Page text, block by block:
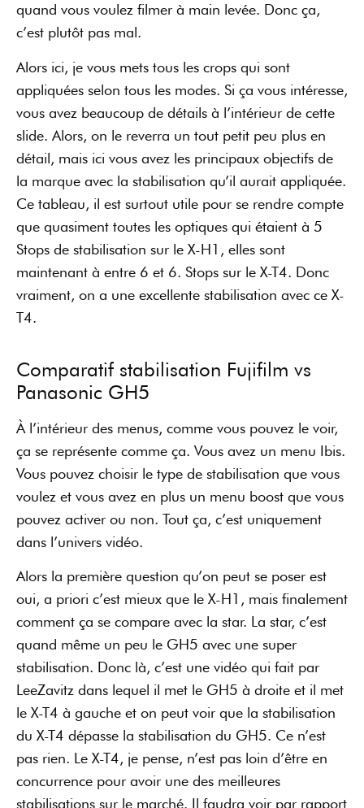
quand vous voulez filmer à main levée. Donc ça,
c’est plutôt pas mal.
Alors ici, je vous mets tous les crops qui sont
appliquées selon tous les modes. Si ça vous intéresse,
vous avez beaucoup de détails à l’intérieur de cette
slide. Alors, on le reverra un tout petit peu plus en
détail, mais ici vous avez les principaux objectifs de
la marque avec la stabilisation qu’il aurait appliquée.
Ce tableau, il est surtout utile pour se rendre compte
que quasiment toutes les optiques qui étaient à 5
Stops de stabilisation sur le X-H1, elles sont
maintenant à entre 6 et 6. Stops sur le X-T4. Donc
vraiment, on a une excellente stabilisation avec ce X-
T4.
Comparatif stabilisation Fujifilm vs
Panasonic GH5
À l’intérieur des menus, comme vous pouvez le voir,
ça se représente comme ça. Vous avez un menu Ibis.
Vous pouvez choisir le type de stabilisation que vous
voulez et vous avez en plus un menu boost que vous
pouvez activer ou non. Tout ça, c’est uniquement
dans l’univers vidéo.
Alors la première question qu’on peut se poser est
oui, a priori c’est mieux que le X-H1, mais finalement
comment ça se compare avec la star. La star, c’est
quand même un peu le GH5 avec une super
stabilisation. Donc là, c’est une vidéo qui fait par
LeeZavitz dans lequel il met le GH5 à droite et il met
le X-T4 à gauche et on peut voir que la stabilisation
du X-T4 dépasse la stabilisation du GH5. Ce n’est
pas rien. Le X-T4, je pense, n’est pas loin d’être en
concurrence pour avoir une des meilleures
stabilisations sur le marché. Il faudra voir par rapport